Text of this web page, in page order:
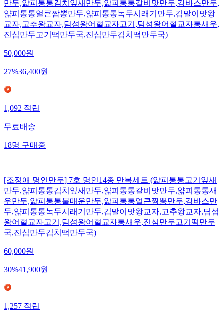
만두,얇피통통김치잎새만두,얇피통통갈비맛만두,감바스만두,
얇피통통얼큰짬뽕만두,얇피통통녹두시래기만두,김말이맛왕
교자,고추왕교자,딤섬왕어혈교자고기,딤섬왕어혈교자통새우,
진심만두고기떡만두국,진심만두김치떡만두국)
50,000원
27%36,400원
1,092적립
무료배송
18명구매중
[조정애 명인만두] 7호 명인14종 만복세트 (얇피통통고기잎새
만두,얇피통통김치잎새만두,얇피통통갈비맛만두,얇피통통새
우만두,얇피통통불매운만두,얇피통통얼큰짬뽕만두,감바스만
두,얇피통통녹두시래기만두,김말이맛왕교자,고추왕교자,딤섬
왕어혈교자고기,딤섬왕어혈교자통새우,진심만두고기떡만두
국,진심만두김치떡만두국)
60,000원
30%41,900원
1,257적립